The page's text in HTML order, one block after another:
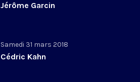
Jérôme Garcin
Samedi 31 mars 2018
Cédric Kahn